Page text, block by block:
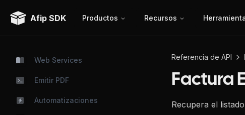
Afip SDK Productos Recursos
Web Services
Emitir PDF
Automatizaciones
Referencia de API
Factura
Recupera el